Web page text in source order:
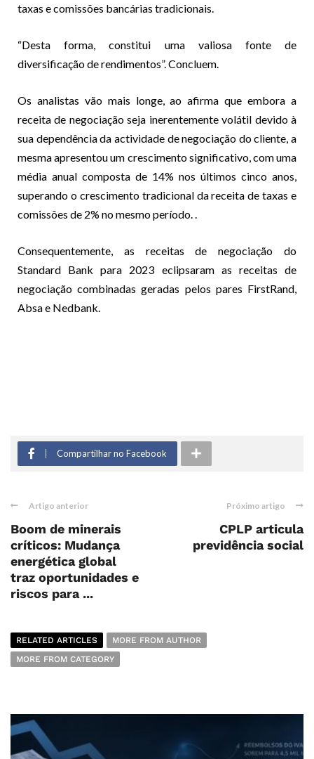
taxas e comissões bancárias tradicionais.
“Desta forma, constitui uma valiosa fonte de
diversificação de rendimentos”. Concluem.
Os analistas vão mais longe, ao afirma que embora a
receita de negociação seja inerentemente volátil devido à
sua dependência da actividade de negociação do cliente, a
mesma apresentou um crescimento significativo, com uma
média anual composta de 14% nos últimos cinco anos,
superando o crescimento tradicional da receita de taxas e
comissões de 2% no mesmo período. .
Consequentemente, as receitas de negociação do
Standard Bank para 2023 eclipsaram as receitas de
negociação combinadas geradas pelos pares FirstRand,
Absa e Nedbank.
Compartilhar no Facebook
Artigo anterior
Boom de minerais
críticos: Mudança
energética global
traz oportunidades e
riscos para ...
Próximo artigo
CPLP articula
previdência social
RELATED ARTICLES
MORE FROM AUTHOR
MORE FROM CATEGORY